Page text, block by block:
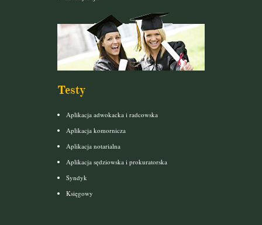
Testy
Aplikacja adwokacka i radcowska
Aplikacja komornicza
Aplikacja notarialna
Aplikacja sędziowska i prokuratorska
Syndyk
Księgowy